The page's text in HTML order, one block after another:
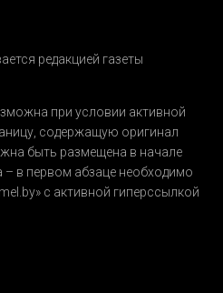
редакцией газеты
при условии активной
содержащую оригинал
быть размещена в начале
– в первом абзаце необходимо
с активной гиперссылкой